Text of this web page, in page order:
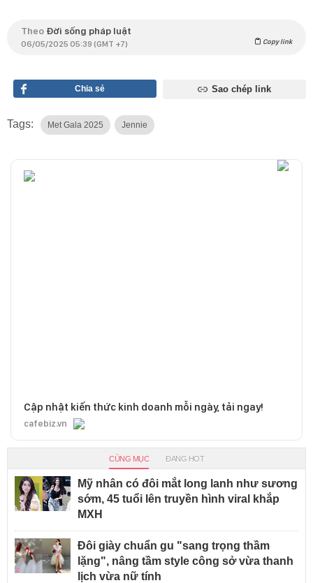
Theo Đời sống pháp luật
06/05/2025 05:39 (GMT +7) Copy link
Chia sẻ Sao chép link
Tags: Met Gala 2025 Jennie
Cập nhật kiến thức kinh doanh mỗi ngày, tải ngay!
cafebiz.vn
CÙNG MỤC ĐANG HOT
Mỹ nhân có đôi mắt long lanh như sương
sớm, 45 tuổi lên truyền hình viral khắp
MXH
Đôi giày chuẩn gu "sang trọng thầm
lặng", nâng tầm style công sở vừa thanh
lịch vừa nữ tính